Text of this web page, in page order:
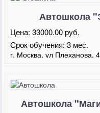
Автошкола
Цена:33000.00 руб.
Срок обучения:3 мес.
г. Москва, ул Плеханова, 4
Автошкола